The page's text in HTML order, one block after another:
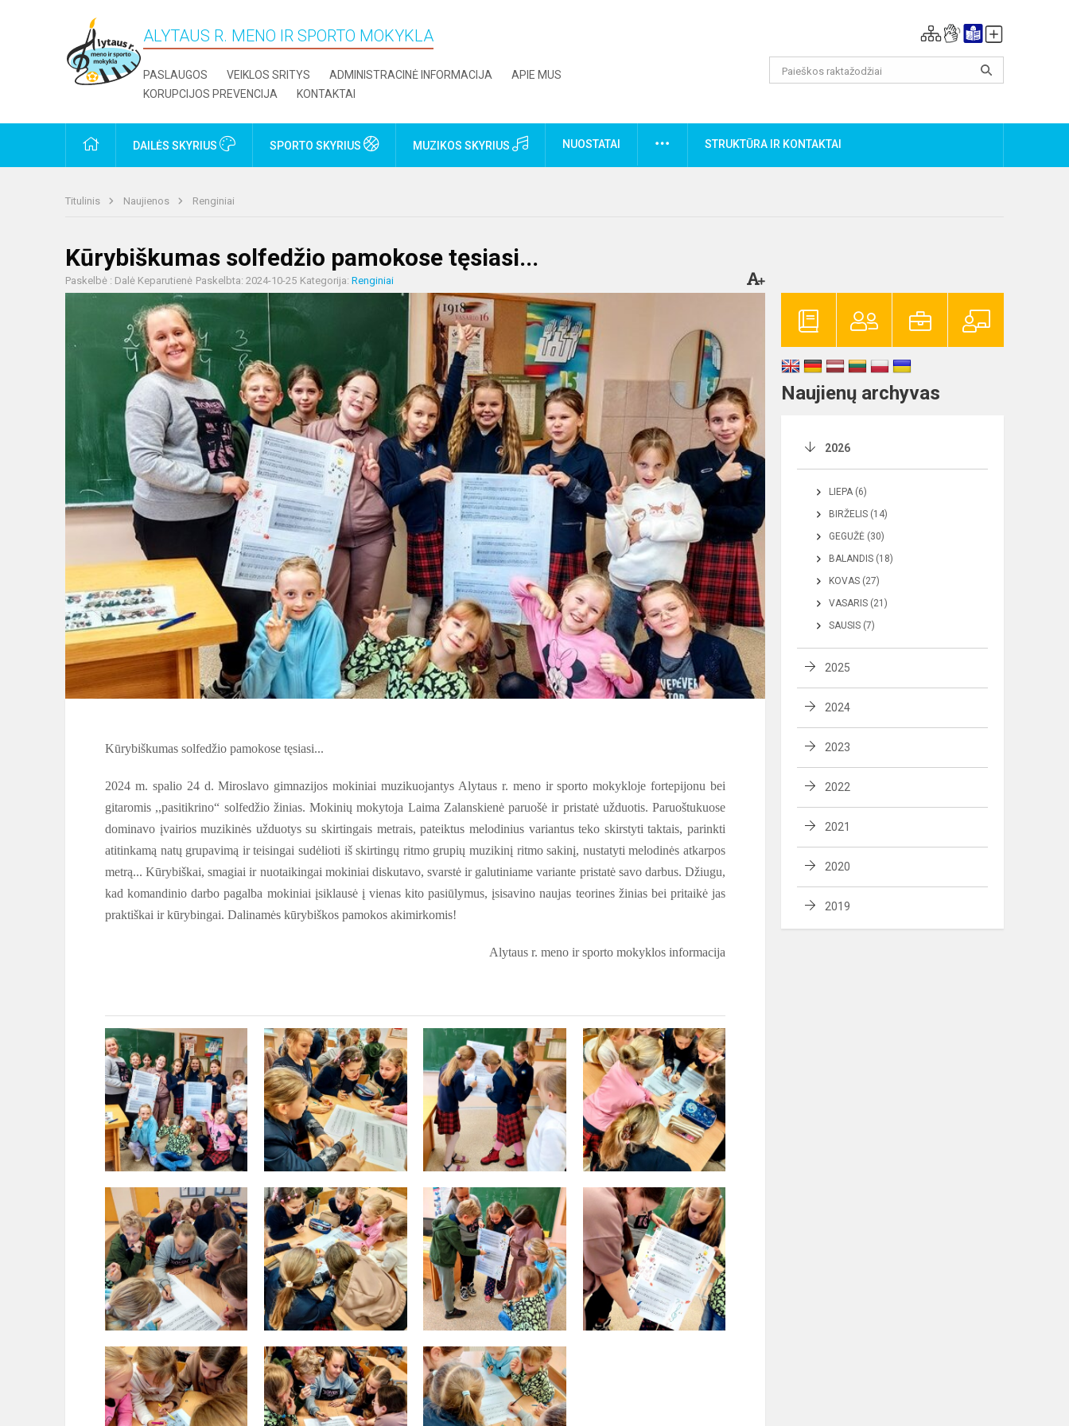
ALYTAUS R. MENO IR SPORTO MOKYKLA
PASLAUGOS VEIKLOS SRITYS ADMINISTRACINĖ INFORMACIJA
APIE MUS
KORUPCIJOS PREVENCIJA
KONTAKTAI
PRADŽIADAILĖS SKYRIUS SPORTO SKYRIUS MUZIKOS SKYRIUS NUOSTATAI STRUKTŪRA IR KONTAKTAI
Titulinis Naujienos Renginiai
Kūrybiškumas solfedžio pamokose tęsiasi...
Paskelbė : Dalė Keparutienė Paskelbta: 2024-10-25 Kategorija: Renginiai
Kūrybiškumas solfedžio pamokose tęsiasi...
2024 m. spalio 24 d. Miroslavo gimnazijos mokiniai muzikuojantys Alytaus r. meno ir sporto mokykloje fortepijonu bei
gitaromis ,,pasitikrino“ solfedžio žinias. Mokinių mokytoja Laima Zalanskienė paruošė ir pristatė užduotis. Paruoštukuose
dominavo įvairios muzikinės užduotys su skirtingais metrais, pateiktus melodinius variantus teko skirstyti taktais, parinkti
atitinkamą natų grupavimą ir teisingai sudėlioti iš skirtingų ritmo grupių muzikinį ritmo sakinį, nustatyti melodinės atkarpos
metrą... Kūrybiškai, smagiai ir nuotaikingai mokiniai diskutavo, svarstė ir galutiniame variante pristatė savo darbus. Džiugu,
kad komandinio darbo pagalba mokiniai įsiklausė į vienas kito pasiūlymus, įsisavino naujas teorines žinias bei pritaikė jas
praktiškai ir kūrybingai. Dalinamės kūrybiškos pamokos akimirkomis!
Alytaus r. meno ir sporto mokyklos informacija
Naujienų archyvas
2026
LIEPA (6)
BIRŽELIS (14)
GEGUŽĖ (30)
BALANDIS (18)
KOVAS (27)
VASARIS (21)
SAUSIS (7)
2025
2024
2023
2022
2021
2020
2019